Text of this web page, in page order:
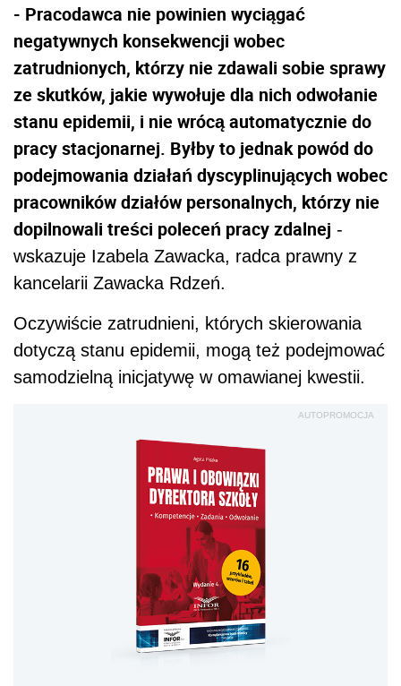
- Pracodawca nie powinien wyciągać
negatywnych konsekwencji wobec
zatrudnionych, którzy nie zdawali sobie sprawy
ze skutków, jakie wywołuje dla nich odwołanie
stanu epidemii, i nie wrócą automatycznie do
pracy stacjonarnej. Byłby to jednak powód do
podejmowania działań dyscyplinujących wobec
pracowników działów personalnych, którzy nie
dopilnowali treści poleceń pracy zdalnej -
wskazuje Izabela Zawacka, radca prawny z
kancelarii Zawacka Rdzeń.
Oczywiście zatrudnieni, których skierowania
dotyczą stanu epidemii, mogą też podejmować
samodzielną inicjatywę w omawianej kwestii.
AUTOPROMOCJA